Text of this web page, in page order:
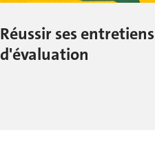
Réussir ses entretiens
d'évaluation